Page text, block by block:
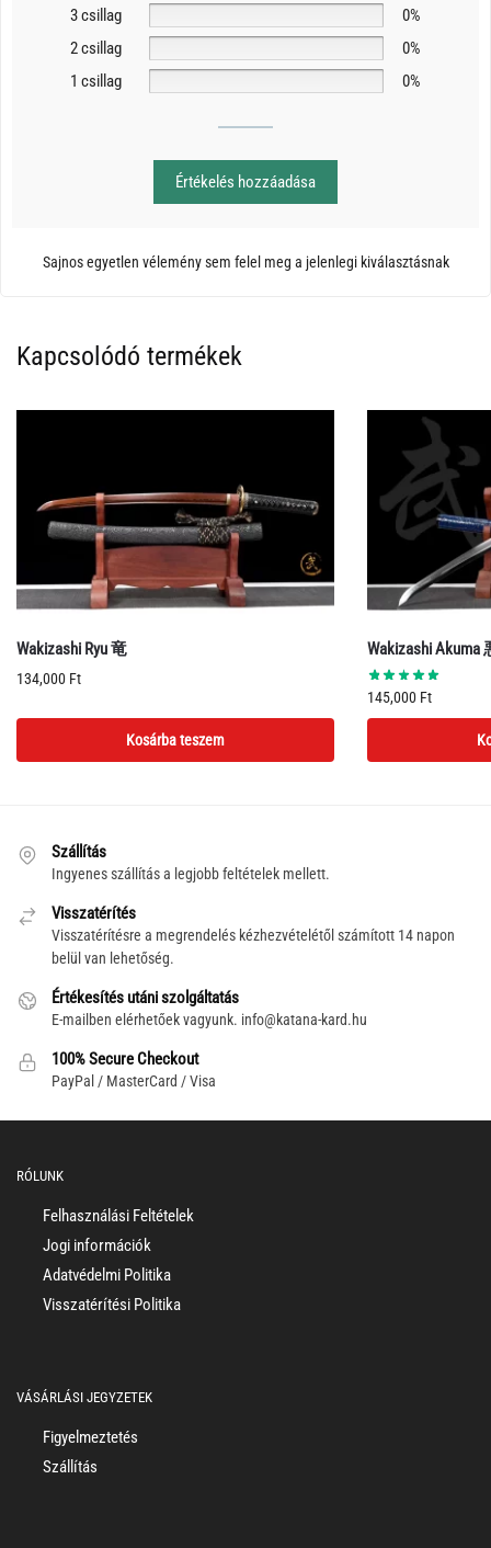
3 csillag
0%
2 csillag
0%
1 csillag
0%
Értékelés hozzáadása
Sajnos egyetlen vélemény sem felel meg a jelenlegi kiválasztásnak
Kapcsolódó termékek
Wakizashi Ryu 竜
134,000 Ft
Kosárba teszem
Wakizashi Akuma
145,000 Ft
Szállítás
Ingyenes szállítás a legjobb feltételek mellett.
Visszatérítés
Visszatérítésre a megrendelés kézhezvételétől számított 14 napon
belül van lehetőség.
Értékesítés utáni szolgáltatás
E-mailben elérhetőek vagyunk. info@katana-kard.hu
100% Secure Checkout
PayPal / MasterCard / Visa
RÓLUNK
Felhasználási Feltételek
Jogi információk
Adatvédelmi Politika
Visszatérítési Politika
VÁSÁRLÁSI JEGYZETEK
Figyelmeztetés
Szállítás